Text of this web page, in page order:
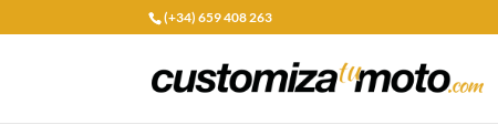
(+34) 659 408 263